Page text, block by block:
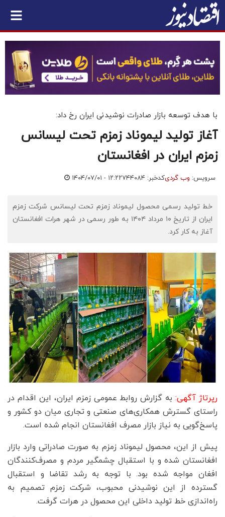
با هدف توسعه بازار صادرات نوشیدنی ایران رخ داد:
آغاز تولید لیموناد زمزم تحت لیسانس
زمزم ایران در افغانستان
سرویس: وب گردیکدخبر: ۷۴۴۰۸۴ ۱۴۰۴/۰۷/۰۱ - ۱۲:۲۲
خط تولید رسمی محصول لیموناد زمزم تحت لیسانس شرکت زمزم
ایران از تاریخ ۱۰ مرداد ۱۴۰۴ به طور رسمی در شهر هرات افغانستان
آغاز به کار کرد.
رپرتاژ آگهی:به گزارش روابط عمومی زمزم ایران، این اقدام در
راستای گسترش همکاری‌های صنعتی و تجاری میان دو کشور و
پاسخ‌گویی به نیاز بازار مصرف افغانستان انجام شده است.
پیش از این، محصول لیموناد زمزم به صورت صادراتی وارد بازار
افغانستان شده و با استقبال چشمگیر مردم و مصرف‌کنندگان
افغان مواجه شده بود. با توجه به رشد تقاضا و استقبال
گسترده از این نوشیدنی محبوب، شرکت زمزم تصمیم به
راه‌اندازی خط تولید داخلی این محصول در هرات گرفت.